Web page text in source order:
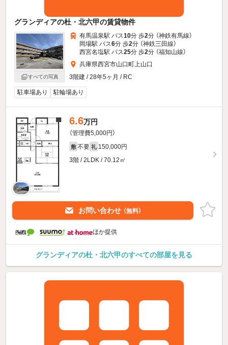
グランディアの杜・北六甲の賃貸物件
すべての写真
有馬温泉駅 バス10分 歩2分 （神鉄有馬線）
岡場駅 バス6分 歩2分 （神鉄三田線）
西宮名塩駅 バス25分 歩2分 （福知山線）
兵庫県西宮市山口町上山口
3階建 / 28年5ヶ月 / RC
駐車場あり 駐輪場あり
6.6万円
（管理費5,000円）
敷 不要 礼 150,000円
3階 / 2LDK / 70.12㎡
お問い合わせ （無料）
ほか提供
グランディアの杜・北六甲のすべての部屋を見る